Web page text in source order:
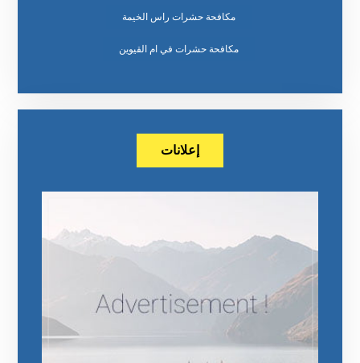
مكافحة حشرات راس الخيمة
مكافحة حشرات في ام القيوين
إعلانات